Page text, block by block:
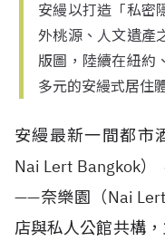
安縵以打造「私密
外桃源、人文遺產
版圖，陸續在紐約
多元的安縵式居住
安縵最新一間都市
Nai Lert Bangkok）
——奈樂園（Nai
店與私人公館共構